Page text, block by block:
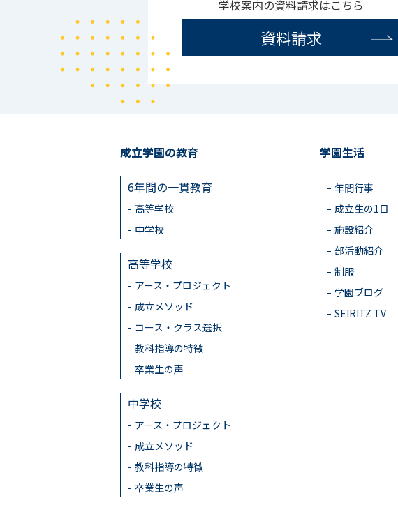
学校案内の資料請求はこちら
資料請求
成立学園の教育
6年間の一貫教育
高等学校
中学校
高等学校
アース・プロジェクト
成立メソッド
コース・クラス選択
教科指導の特徴
卒業生の声
中学校
アース・プロジェクト
成立メソッド
教科指導の特徴
卒業生の声
学園生活
年間行事
成立生の1日
施設紹介
部活動紹介
制服
学園ブログ
SEIRITZ TV